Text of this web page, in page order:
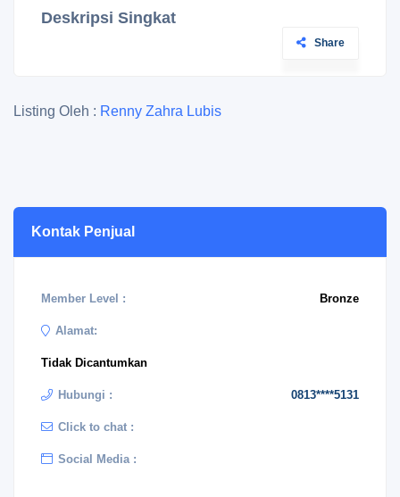
Deskripsi Singkat
Share
Listing Oleh : Renny Zahra Lubis
Kontak Penjual
Member Level : Bronze
Alamat:
Tidak Dicantumkan
Hubungi : 0813****5131
Click to chat :
Social Media :